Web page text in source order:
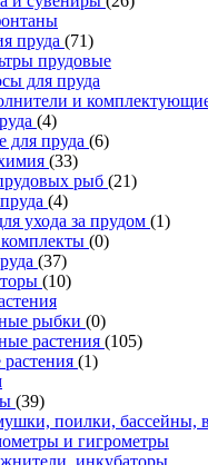
пруда (71)
прудовые
для пруда
и
(4)
для пруда (6)
(33)
рыб (21)
(4)
ухода за прудом (1)
(0)
(37)
(10)
рыбки (0)
растения (105)
(1)
(39)
поилки, бассейны,
и гигрометры
инкубаторы